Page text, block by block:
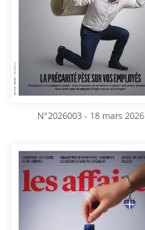
N°2026003 - 18 mars 2026